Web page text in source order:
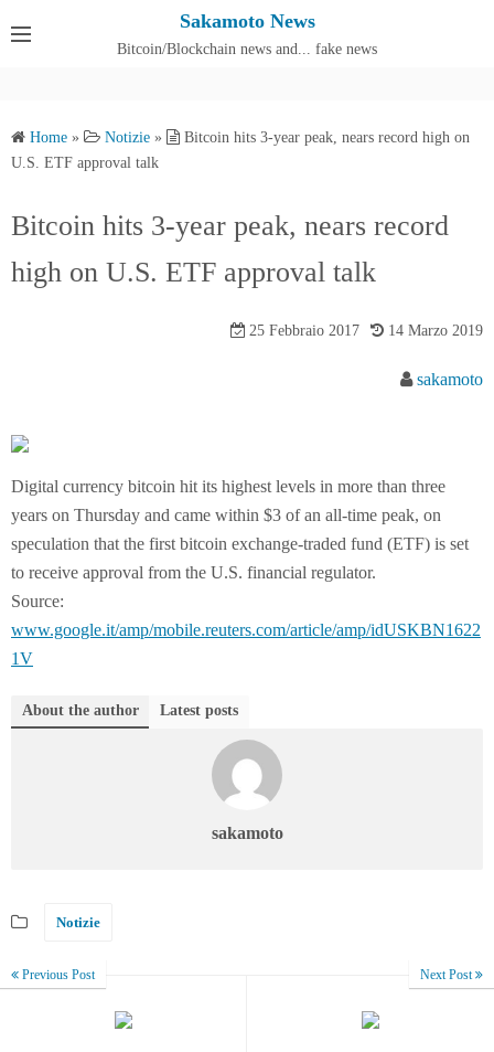
Sakamoto News
Bitcoin/Blockchain news and... fake news
Home » Notizie »
Bitcoin hits 3-year peak, nears record high on
U.S. ETF approval talk
Bitcoin hits 3-year peak, nears record
high on U.S. ETF approval talk
25 Febbraio 2017 14 Marzo 2019
sakamoto
Digital currency bitcoin hit its highest levels in more than three
years on Thursday and came within $3 of an all-time peak, on
speculation that the first bitcoin exchange-traded fund (ETF) is set
to receive approval from the U.S. financial regulator.
Source:
www.google.it/amp/mobile.reuters.com/article/amp/idUSKBN1622
1V
About the author Latest posts
sakamoto
Notizie
Previous Post Next Post